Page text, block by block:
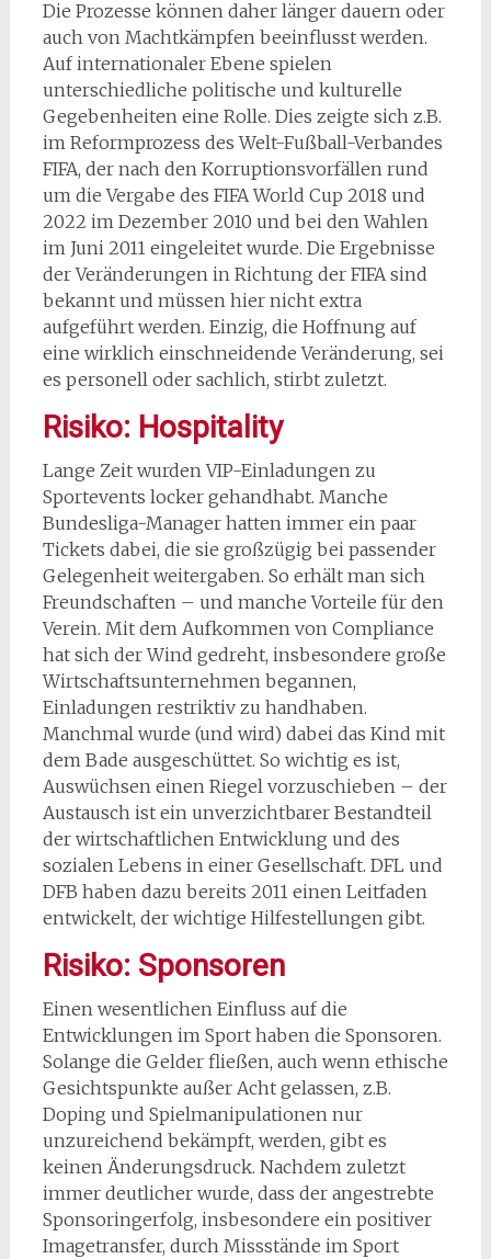
Die Prozesse können daher länger dauern oder
auch von Machtkämpfen beeinflusst werden.
Auf internationaler Ebene spielen
unterschiedliche politische und kulturelle
Gegebenheiten eine Rolle. Dies zeigte sich z.B.
im Reformprozess des Welt-Fußball-Verbandes
FIFA, der nach den Korruptionsvorfällen rund
um die Vergabe des FIFA World Cup 2018 und
2022 im Dezember 2010 und bei den Wahlen
im Juni 2011 eingeleitet wurde. Die Ergebnisse
der Veränderungen in Richtung der FIFA sind
bekannt und müssen hier nicht extra
aufgeführt werden. Einzig, die Hoffnung auf
eine wirklich einschneidende Veränderung, sei
es personell oder sachlich, stirbt zuletzt.
Risiko: Hospitality
Lange Zeit wurden VIP-Einladungen zu
Sportevents locker gehandhabt. Manche
Bundesliga-Manager hatten immer ein paar
Tickets dabei, die sie großzügig bei passender
Gelegenheit weitergaben. So erhält man sich
Freundschaften – und manche Vorteile für den
Verein. Mit dem Aufkommen von Compliance
hat sich der Wind gedreht, insbesondere große
Wirtschaftsunternehmen begannen,
Einladungen restriktiv zu handhaben.
Manchmal wurde (und wird) dabei das Kind mit
dem Bade ausgeschüttet. So wichtig es ist,
Auswüchsen einen Riegel vorzuschieben – der
Austausch ist ein unverzichtbarer Bestandteil
der wirtschaftlichen Entwicklung und des
sozialen Lebens in einer Gesellschaft. DFL und
DFB haben dazu bereits 2011 einen Leitfaden
entwickelt, der wichtige Hilfestellungen gibt.
Risiko: Sponsoren
Einen wesentlichen Einfluss auf die
Entwicklungen im Sport haben die Sponsoren.
Solange die Gelder fließen, auch wenn ethische
Gesichtspunkte außer Acht gelassen, z.B.
Doping und Spielmanipulationen nur
unzureichend bekämpft, werden, gibt es
keinen Änderungsdruck. Nachdem zuletzt
immer deutlicher wurde, dass der angestrebte
Sponsoringerfolg, insbesondere ein positiver
Imagetransfer, durch Missstände im Sport